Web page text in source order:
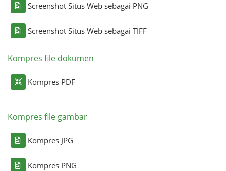
Screenshot Situs Web sebagai PNG
Screenshot Situs Web sebagai TIFF
Kompres file dokumen
Kompres PDF
Kompres file gambar
Kompres JPG
Kompres PNG